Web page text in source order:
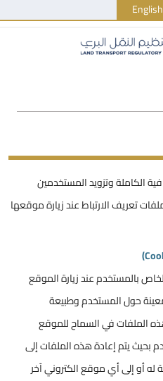
English
الكاملة وتزويد المستخدمين
تعريف الارتباط عند زيارة موقعها
بالمستخدم عند زيارة الموقع
حول المستخدم وطبيعة
الملفات في السماح للموقع
بحيث يتم إعادة هذه الملفات إلى
له أو إلى أي موقع الكتروني آخر